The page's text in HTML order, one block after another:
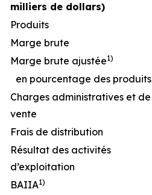
milliers de dollars)
Produits
Marge brute
Marge brute ajustée1)
en pourcentage des produits
Charges administratives et de
vente
Frais de distribution
Résultat des activités
d’exploitation
BAIIA1)